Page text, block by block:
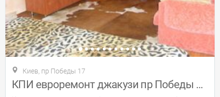
Киев, пр Победы 17
КПИ евроремонт джакузи пр Победы 17 350